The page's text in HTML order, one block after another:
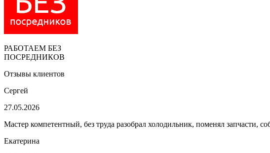
РАБОТАЕМ БЕЗ
ПОСРЕДНИКОВ
Отзывы клиентов
Сергей
27.05.2026
Мастер компетентный, без труда разобрал холодильник, поменял запчасти,
Екатерина